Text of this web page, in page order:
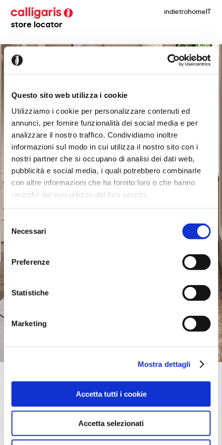
Questo sito web utilizza i cookie
Utilizziamo i cookie per personalizzare contenuti ed
annunci, per fornire funzionalità dei social media e per
analizzare il nostro traffico. Condividiamo inoltre
informazioni sul modo in cui utilizza il nostro sito con i
nostri partner che si occupano di analisi dei dati web,
pubblicità e social media, i quali potrebbero combinarle
con altre informazioni che ha fornito loro o che hanno
raccolto dal suo utilizzo dei loro servizi.
Selezione
del
consenso
Necessari
Preferenze
Statistiche
Marketing
Mostra dettagli
Accetta tutti i cookie
Accetta selezionati
store locator
indietrohomeIT
1318 N 10TH ST,
78501, MCALLEN, TX, Stati Uniti
portami qui